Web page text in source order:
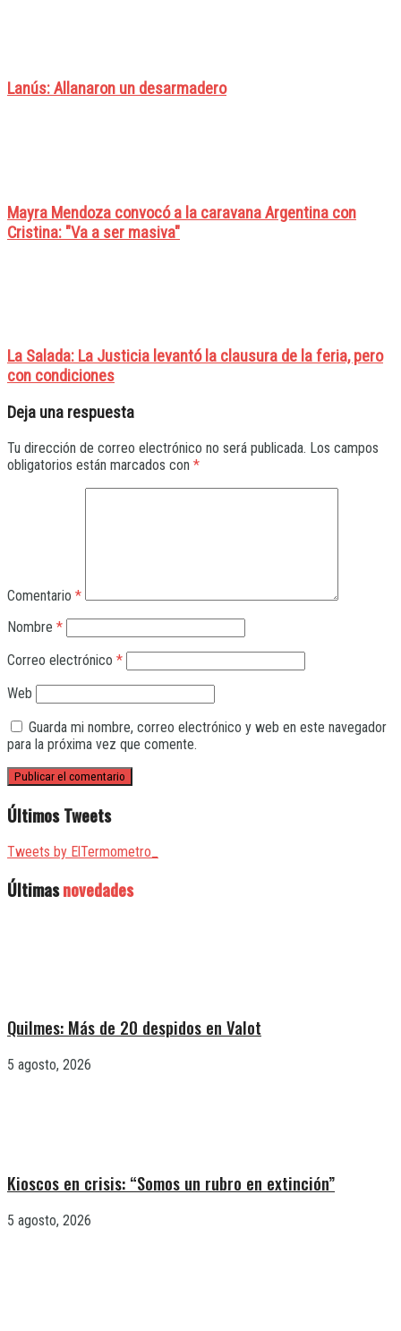
Lanús: Allanaron un desarmadero
Mayra Mendoza convocó a la caravana Argentina con
Cristina: "Va a ser masiva"
La Salada: La Justicia levantó la clausura de la feria, pero
con condiciones
Deja una respuesta
Tu dirección de correo electrónico no será publicada. Los campos
obligatorios están marcados con *
Comentario *
Nombre *
Correo electrónico *
Web
Guarda mi nombre, correo electrónico y web en este navegador
para la próxima vez que comente.
Últimos Tweets
Tweets by ElTermometro_
Últimasnovedades
Quilmes: Más de 20 despidos en Valot
5 agosto, 2026
Kioscos en crisis: “Somos un rubro en extinción”
5 agosto, 2026